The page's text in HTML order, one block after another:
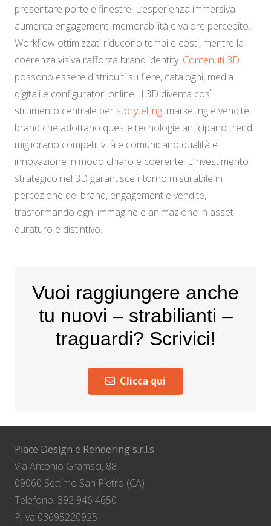
presentare porte e finestre. L’esperienza immersiva
aumenta engagement, memorabilità e valore percepito.
Workflow ottimizzati riducono tempi e costi, mentre la
coerenza visiva rafforza brand identity. Contenuti 3D
possono essere distribuiti su fiere, cataloghi, media
digitali e configuratori online. Il 3D diventa così
strumento centrale per storytelling, marketing e vendite. I
brand che adottano queste tecnologie anticipano trend,
migliorano competitività e comunicano qualità e
innovazione in modo chiaro e coerente. L’investimento
strategico nel 3D garantisce ritorno misurabile in
percezione del brand, engagement e vendite,
trasformando ogni immagine e animazione in asset
duraturo e distintivo.
Vuoi raggiungere anche
tu nuovi – strabilianti –
traguardi? Scrivici!
Clicca qui
Place Design e Rendering s.r.l.s.
Via Antonio Gramsci, 88
09060 Settimo San Pietro (CA)
Telefono: 392 946 4650
P.Iva 03695220925